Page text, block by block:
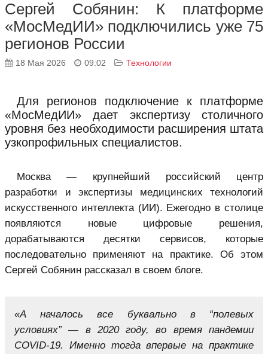
Сергей Собянин: К платформе
«МосМедИИ» подключились уже 75
регионов России
18 Мая 2026 09:02 Технологии
Для регионов подключение к платформе
«МосМедИИ» дает экспертизу столичного
уровня без необходимости расширения штата
узкопрофильных специалистов.
Москва — крупнейший российский центр
разработки и экспертизы медицинских технологий
искусственного интеллекта (ИИ). Ежегодно в столице
появляются новые цифровые решения,
дорабатываются десятки сервисов, которые
последовательно применяют на практике. Об этом
Сергей Собянин рассказал в своем блоге.
«А началось все буквально в “полевых
условиях” — в 2020 году, во время пандемии
COVID-19. Именно тогда впервые на практике